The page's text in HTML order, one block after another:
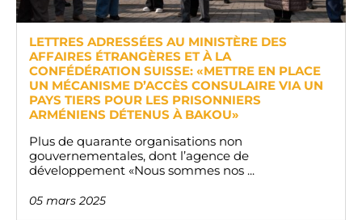
LETTRES ADRESSÉES AU MINISTÈRE DES
AFFAIRES ÉTRANGÈRES ET À LA
CONFÉDÉRATION SUISSE: «METTRE EN PLACE
UN MÉCANISME D’ACCÈS CONSULAIRE VIA UN
PAYS TIERS POUR LES PRISONNIERS
ARMÉNIENS DÉTENUS À BAKOU»
Plus de quarante organisations non
gouvernementales, dont l’agence de
développement «Nous sommes nos ...
05 mars 2025